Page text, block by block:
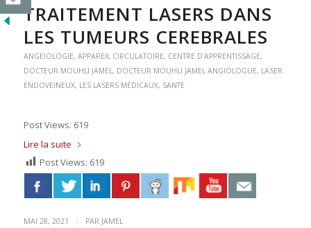
TRAITEMENT LASERS DANS
LES TUMEURS CEREBRALES
ANGEIOLOGIE, APPAREIL CIRCULATOIRE, CENTRE D'APPRENTISSAGE,
DOCTEUR MOUHLI JAMEL, DOCTEUR MOUHLI JAMEL ANGIOLOGUE, LASER
ENDOVEINEUX, LES LASERS MÉDICAUX, SANTE
Post Views: 619
Lire la suite
Post Views: 619
MAI 28, 2021 / PAR JAMEL